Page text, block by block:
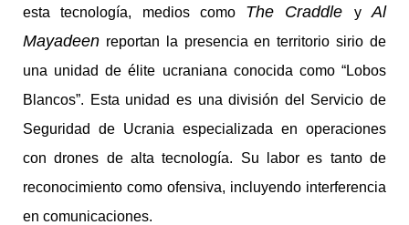
esta tecnología, medios como The Craddle yAl
Mayadeen reportan la presencia en territorio sirio de
una unidad de élite ucraniana conocida como “Lobos
Blancos”. Esta unidad es una división del Servicio de
Seguridad de Ucrania especializada en operaciones
con drones de alta tecnología. Su labor es tanto de
reconocimiento como ofensiva, incluyendo interferencia
en comunicaciones.